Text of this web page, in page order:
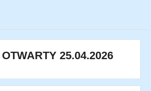
25.04.2026